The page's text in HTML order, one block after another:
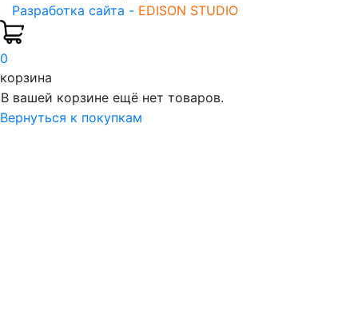
Разработка сайта - EDISON STUDIO
0
корзина
В вашей корзине ещё нет товаров.
Вернуться к покупкам